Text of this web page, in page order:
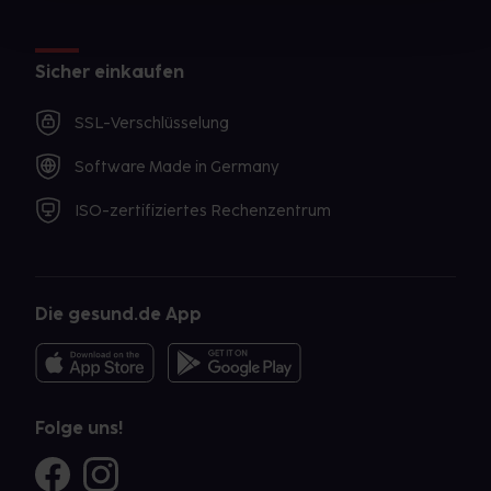
Sicher einkaufen
SSL-Verschlüsselung
Software Made in Germany
ISO-zertifiziertes Rechenzentrum
Die gesund.de App
Folge uns!